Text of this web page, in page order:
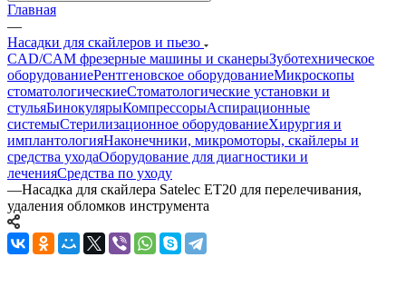
Главная
—
Насадки для скайлеров и пьезо
CAD/CAM фрезерные машины и сканерыЗуботехническое
оборудованиеРентгеновское оборудованиеМикроскопы
стоматологическиеСтоматологические установки и
стульяБинокулярыКомпрессорыАспирационные
системыСтерилизационное оборудованиеХирургия и
имплантологияНаконечники, микромоторы, скайлеры и
средства уходаОборудование для диагностики и
леченияСредства по уходу
—Насадка для скайлера Satelec ET20 для перелечивания,
удаления обломков инструмента